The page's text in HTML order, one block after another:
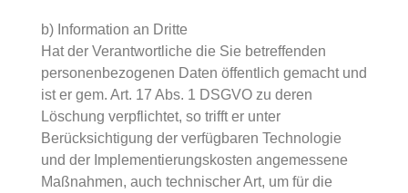
b) Information an Dritte
Hat der Verantwortliche die Sie betreffenden
personenbezogenen Daten öffentlich gemacht und
ist er gem. Art. 17 Abs. 1 DSGVO zu deren
Löschung verpflichtet, so trifft er unter
Berücksichtigung der verfügbaren Technologie
und der Implementierungskosten angemessene
Maßnahmen, auch technischer Art, um für die